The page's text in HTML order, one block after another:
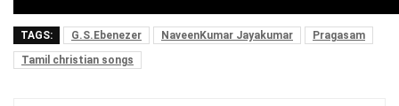
TAGS: G.S.Ebenezer NaveenKumar Jayakumar
Pragasam
Tamil christian songs